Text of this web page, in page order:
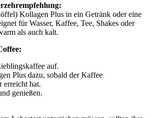
Kollagen Plus in ein Getränk oder eine
für Wasser, Kaffee, Tee, Shakes oder
als auch kalt.
auf.
Plus dazu, sobald der Kaffee
erreicht hat.
genießen.